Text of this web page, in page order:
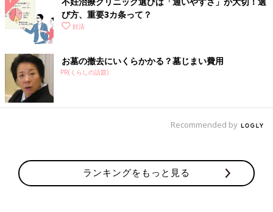
つ行います。ホルモンの分泌状態により、卵巣の問題や排卵障害
の原因を探ります。
●クラミジア検査
クラミジア感染症は、必ずしも自覚症状があるわけではなく、子
宮内膜や卵管に炎症や癒着などを引き起こし、不妊の原因になる
場合も。どのタイミングでも検査は可能。パートナーと一緒に受
診し、抗生物質で治療します。
や腟内にあて、超音波で子宮筋腫、卵巣腫瘍、卵胞の発育、排卵
の有無、子宮内膜の厚さなどを調べます。排卵時期の予測や、着
床障害の原因もわかります。
び方、重要3カ条って？
妊活
お墓の撤去にいくらかかる？墓じまい費用
PR(くらしの話題)
Recommended by
ランキングをもっと見る